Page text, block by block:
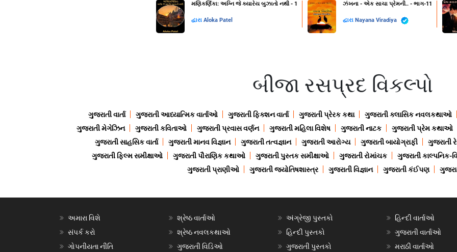
મણિકર્ણિકા: અગ્નિ જે ક્યારેય બુઝાતો નથી - 1
દ્વારા Aloka Patel
ઝંખના - એક સાચા પ્રેમની.. - ભાગ-11
દ્વારા Nayana Viradiya
બીજા રસપ્રદ વિકલ્પો
ગુજરાતી વાર્તા ગુજરાતી આધ્યાત્મિક વાર્તાઓ ગુજરાતી ફિક્શન વાર્તા ગુજરાતી પ્રેરક કથા
ગુજરાતી ક્લાસિક નવલકથાઓ
ગુજરાતી મેગેઝિન
ગુજરાતી કવિતાઓ ગુજરાતી પ્રવાસ વર્ણન ગુજરાતી મહિલા વિશેષ ગુજરાતી નાટક
ગુજરાતી પ્રેમ કથાઓ
ગુજરાતી સાહસિક વાર્તા
ગુજરાતી માનવ વિજ્ઞાન ગુજરાતી તત્વજ્ઞાન ગુજરાતી આરોગ્ય ગુજરાતી બાયોગ્રાફી
ગુજરાતી
ગુજરાતી ફિલ્મ સમીક્ષાઓ
ગુજરાતી પૌરાણિક કથાઓ ગુજરાતી પુસ્તક સમીક્ષાઓ ગુજરાતી રોમાંચક
ગુજરાતી કાલ્પનિક-
ગુજરાતી પ્રાણીઓ
ગુજરાતી જ્યોતિષશાસ્ત્ર ગુજરાતી વિજ્ઞાન ગુજરાતી કંઈપણ
અમારા વિશે
સંપર્ક કરો
ગોપનીયતા નીતિ
શ્રેષ્ઠ વાર્તાઓ
શ્રેષ્ઠ નવલકથાઓ
ગુજરાતી વિડિઓ
અંગ્રેજી પુસ્તકો
હિન્દી પુસ્તકો
ગુજરાતી પુસ્તકો
હિન્દી વાર્તાઓ
ગુજરાતી વાર્તાઓ
મરાઠી વાર્તાઓ